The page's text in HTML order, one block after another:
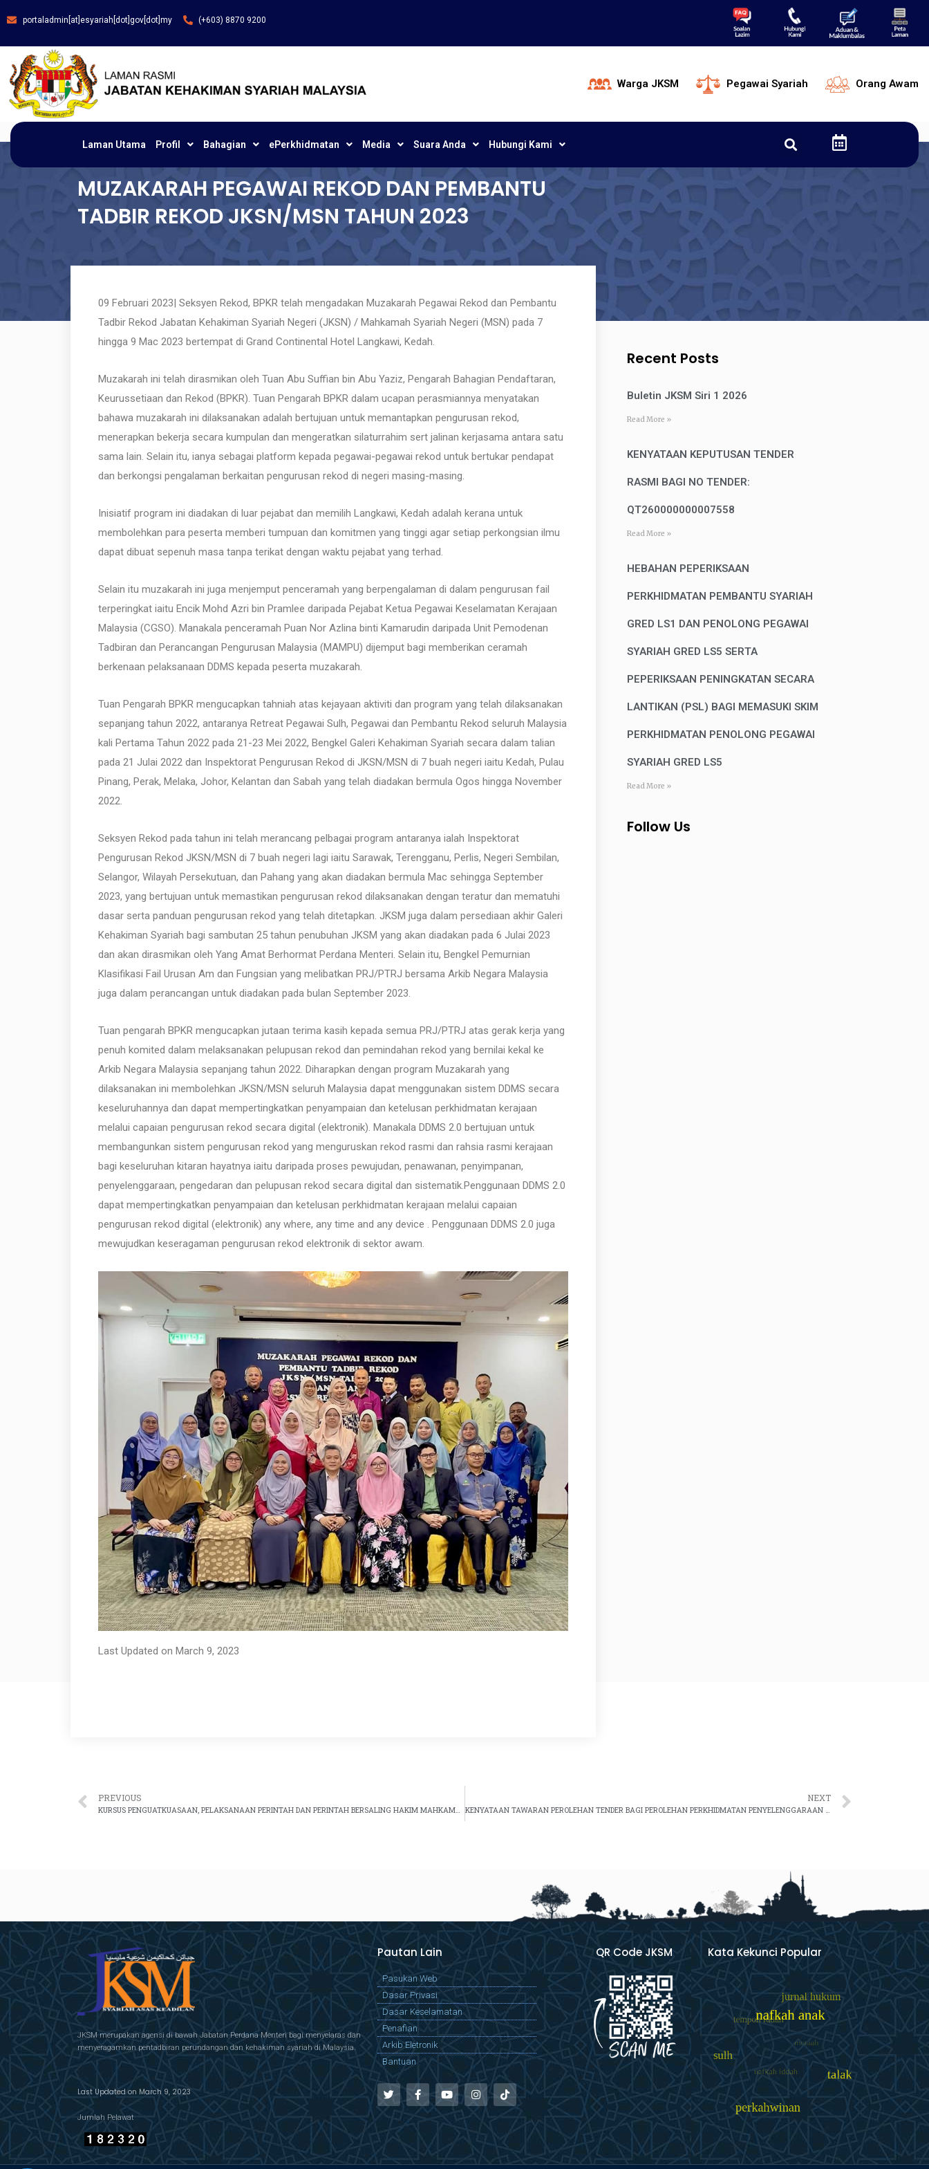
portaladmin[at]esyariah[dot]gov[dot]my (+603) 8870 9200
Warga JKSM Pegawai Syariah Orang Awam
Laman Utama Profil Bahagian ePerkhidmatan Media Suara Anda Hubungi Kami
MUZAKARAH PEGAWAI REKOD DAN PEMBANTU
TADBIR REKOD JKSN/MSN TAHUN 2023
09 Februari 2023| Seksyen Rekod, BPKR telah mengadakan Muzakarah Pegawai Rekod dan Pembantu
Tadbir Rekod Jabatan Kehakiman Syariah Negeri (JKSN) / Mahkamah Syariah Negeri (MSN) pada 7
hingga 9 Mac 2023 bertempat di Grand Continental Hotel Langkawi, Kedah.
Muzakarah ini telah dirasmikan oleh Tuan Abu Suffian bin Abu Yaziz, Pengarah Bahagian Pendaftaran,
Keurussetiaan dan Rekod (BPKR). Tuan Pengarah BPKR dalam ucapan perasmiannya menyatakan
bahawa muzakarah ini dilaksanakan adalah bertujuan untuk memantapkan pengurusan rekod,
menerapkan bekerja secara kumpulan dan mengeratkan silaturrahim sert jalinan kerjasama antara satu
sama lain. Selain itu, ianya sebagai platform kepada pegawai-pegawai rekod untuk bertukar pendapat
dan berkongsi pengalaman berkaitan pengurusan rekod di negeri masing-masing.
Inisiatif program ini diadakan di luar pejabat dan memilih Langkawi, Kedah adalah kerana untuk
membolehkan para peserta memberi tumpuan dan komitmen yang tinggi agar setiap perkongsian ilmu
dapat dibuat sepenuh masa tanpa terikat dengan waktu pejabat yang terhad.
Selain itu muzakarah ini juga menjemput penceramah yang berpengalaman di dalam pengurusan fail
terperingkat iaitu Encik Mohd Azri bin Pramlee daripada Pejabat Ketua Pegawai Keselamatan Kerajaan
Malaysia (CGSO). Manakala penceramah Puan Nor Azlina binti Kamarudin daripada Unit Pemodenan
Tadbiran dan Perancangan Pengurusan Malaysia (MAMPU) dijemput bagi memberikan ceramah
berkenaan pelaksanaan DDMS kepada peserta muzakarah.
Tuan Pengarah BPKR mengucapkan tahniah atas kejayaan aktiviti dan program yang telah dilaksanakan
sepanjang tahun 2022, antaranya Retreat Pegawai Sulh, Pegawai dan Pembantu Rekod seluruh Malaysia
kali Pertama Tahun 2022 pada 21-23 Mei 2022, Bengkel Galeri Kehakiman Syariah secara dalam talian
pada 21 Julai 2022 dan Inspektorat Pengurusan Rekod di JKSN/MSN di 7 buah negeri iaitu Kedah, Pulau
Pinang, Perak, Melaka, Johor, Kelantan dan Sabah yang telah diadakan bermula Ogos hingga November
2022.
Seksyen Rekod pada tahun ini telah merancang pelbagai program antaranya ialah Inspektorat
Pengurusan Rekod JKSN/MSN di 7 buah negeri lagi iaitu Sarawak, Terengganu, Perlis, Negeri Sembilan,
Selangor, Wilayah Persekutuan, dan Pahang yang akan diadakan bermula Mac sehingga September
2023, yang bertujuan untuk memastikan pengurusan rekod dilaksanakan dengan teratur dan mematuhi
dasar serta panduan pengurusan rekod yang telah ditetapkan. JKSM juga dalam persediaan akhir Galeri
Kehakiman Syariah bagi sambutan 25 tahun penubuhan JKSM yang akan diadakan pada 6 Julai 2023
dan akan dirasmikan oleh Yang Amat Berhormat Perdana Menteri. Selain itu, Bengkel Pemurnian
Klasifikasi Fail Urusan Am dan Fungsian yang melibatkan PRJ/PTRJ bersama Arkib Negara Malaysia
juga dalam perancangan untuk diadakan pada bulan September 2023.
Tuan pengarah BPKR mengucapkan jutaan terima kasih kepada semua PRJ/PTRJ atas gerak kerja yang
penuh komited dalam melaksanakan pelupusan rekod dan pemindahan rekod yang bernilai kekal ke
Arkib Negara Malaysia sepanjang tahun 2022. Diharapkan dengan program Muzakarah yang
dilaksanakan ini membolehkan JKSN/MSN seluruh Malaysia dapat menggunakan sistem DDMS secara
keseluruhannya dan dapat mempertingkatkan penyampaian dan ketelusan perkhidmatan kerajaan
melalui capaian pengurusan rekod secara digital (elektronik). Manakala DDMS 2.0 bertujuan untuk
membangunkan sistem pengurusan rekod yang menguruskan rekod rasmi dan rahsia rasmi kerajaan
bagi keseluruhan kitaran hayatnya iaitu daripada proses pewujudan, penawanan, penyimpanan,
penyelenggaraan, pengedaran dan pelupusan rekod secara digital dan sistematik.Penggunaan DDMS 2.0
dapat mempertingkatkan penyampaian dan ketelusan perkhidmatan kerajaan melalui capaian
pengurusan rekod digital (elektronik) any where, any time and any device . Penggunaan DDMS 2.0 juga
mewujudkan keseragaman pengurusan rekod elektronik di sektor awam.
Last Updated on March 9, 2023
Recent Posts
Buletin JKSM Siri 1 2026
Read More »
KENYATAAN KEPUTUSAN TENDER
RASMI BAGI NO TENDER:
QT260000000007558
Read More »
HEBAHAN PEPERIKSAAN
PERKHIDMATAN PEMBANTU SYARIAH
GRED LS1 DAN PENOLONG PEGAWAI
SYARIAH GRED LS5 SERTA
PEPERIKSAAN PENINGKATAN SECARA
LANTIKAN (PSL) BAGI MEMASUKI SKIM
PERKHIDMATAN PENOLONG PEGAWAI
SYARIAH GRED LS5
Read More »
Follow Us
PREVIOUS
KURSUS PENGUATKUASAAN, PELAKSANAAN PERINTAH DAN PERINTAH BERSALING HAKIM MAHKAMAH RENDAH SYARIAH ZON TENGAH
NEXT
KENYATAAN TAWARAN PEROLEHAN TENDER BAGI PEROLEHAN PERKHIDMATAN PENYELENGGARAAN PEMBAIKAN SISTEM ESYARIAH VERSI 3 (ESV3) JABATAN KEHAKIMAN SYARIAH MALAYSIA (JKSM)
JKSM merupakan agensi di bawah Jabatan Perdana Menteri bagi menyelaras dan
menyeragamkan pentadbiran perundangan dan kehakiman syariah di Malaysia.
Last Updated on March 9, 2023
Jumlah Pelawat
Pautan Lain
Pasukan Web
Dasar Privasi
Dasar Keselamatan
Penafian
Arkib Eletronik
Bantuan
QR Code JKSM Kata Kekunci Popular